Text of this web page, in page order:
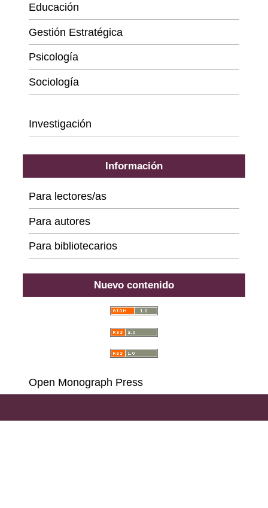
Educación
Gestión Estratégica
Psicología
Sociología
Investigación
Información
Para lectores/as
Para autores
Para bibliotecarios
Nuevo contenido
Open Monograph Press